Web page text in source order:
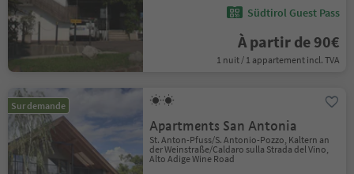
Südtirol Guest Pass
À partir de 90€
1 nuit / 1 appartement incl. TVA
Sur demande
Apartments San Antonia
St. Anton-Pfuss/S. Antonio-Pozzo, Kaltern an
der Weinstraße/Caldaro sulla Strada del Vino,
Alto Adige Wine Road